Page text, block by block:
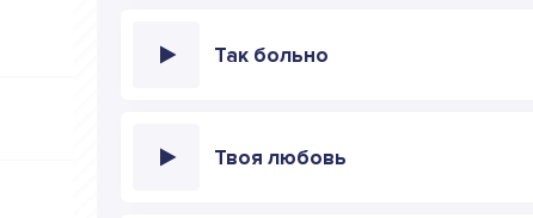
Так больно
Твоя любовь